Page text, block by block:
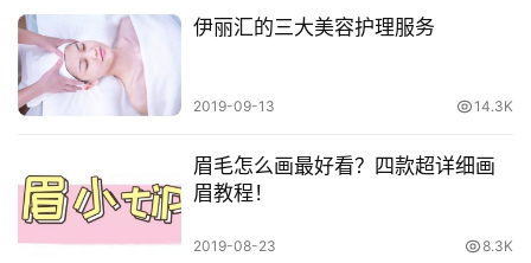
伊丽汇的三大美容护理服务
2019-09-13 14.3K
眉毛怎么画最好看？四款超详细画
眉教程！
2019-08-23 8.3K